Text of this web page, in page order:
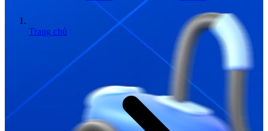
Trang chủ